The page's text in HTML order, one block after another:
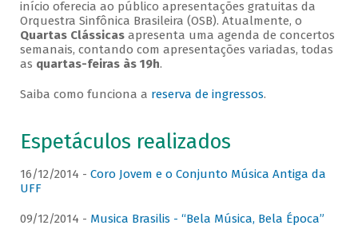
início oferecia ao público apresentações gratuitas da
Orquestra Sinfônica Brasileira (OSB). Atualmente, o
Quartas Clássicasapresenta uma agenda de concertos
semanais, contando com apresentações variadas, todas
as quartas-feiras às 19h.
Saiba como funciona a reserva de ingressos.
Espetáculos realizados
16/12/2014 - Coro Jovem e o Conjunto Música Antiga da
UFF
09/12/2014 - Musica Brasilis - “Bela Música, Bela Época”